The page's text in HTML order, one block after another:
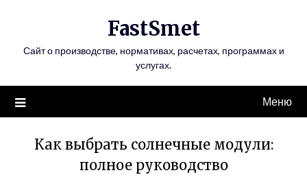
FastSmet
Сайт о производстве, нормативах, расчетах, программах и
услугах.
Меню
Как выбрать солнечные модули:
полное руководство